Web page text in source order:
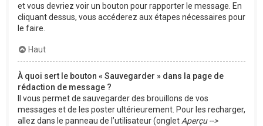
et vous devriez voir un bouton pour rapporter le message. En
cliquant dessus, vous accéderez aux étapes nécessaires pour
le faire.
Haut
À quoi sert le bouton « Sauvegarder » dans la page de
rédaction de message ?
Il vous permet de sauvegarder des brouillons de vos
messages et de les poster ultérieurement. Pour les recharger,
allez dans le panneau de l’utilisateur (onglet Aperçu -->